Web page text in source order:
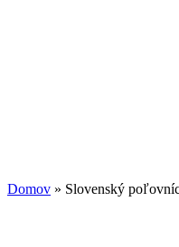
Domov » Slovenský